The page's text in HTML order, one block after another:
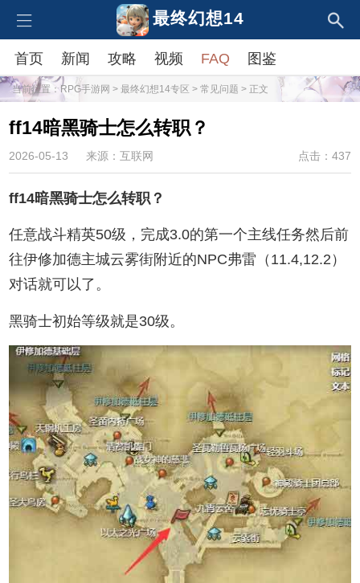
最终幻想14
首页 新闻 攻略 视频 FAQ 图鉴
当前位置：RPG手游网 > 最终幻想14专区 > 常见问题 > 正文
ff14暗黑骑士怎么转职？
2026-05-13 来源：互联网 点击：437
ff14暗黑骑士怎么转职？
任意战斗精英50级，完成3.0的第一个主线任务然后前
往伊修加德主城云雾街附近的NPC弗雷（11.4,12.2）
对话就可以了。
黑骑士初始等级就是30级。